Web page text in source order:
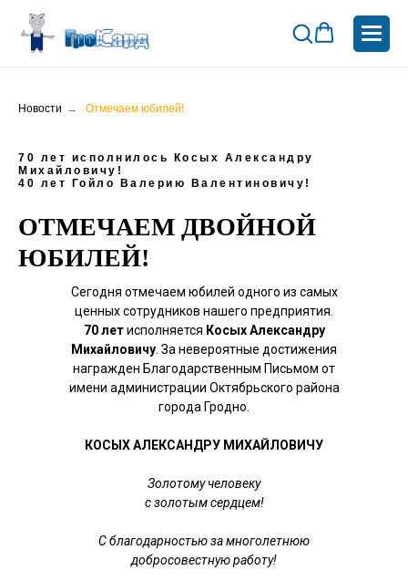
Новости → Отмечаем юбилей!
70 лет исполнилось Косых Александру
Михайловичу!
40 лет Гойло Валерию Валентиновичу!
ОТМЕЧАЕМ ДВОЙНОЙ
ЮБИЛЕЙ!
Сегодня отмечаем юбилей одного из самых
ценных сотрудников нашего предприятия.
70 летисполняется Косых Александру
Михайловичу . За невероятные достижения
награжден Благодарственным Письмом от
имени администрации Октябрьского района
города Гродно.
КОСЫХ АЛЕКСАНДРУ МИХАЙЛОВИЧУ
Золотому человеку
с золотым сердцем!
С благодарностью за многолетнюю
добросовестную работу!